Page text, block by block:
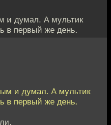
и думал. А мультик
в первый же день.
и думал. А мультик
в первый же день.